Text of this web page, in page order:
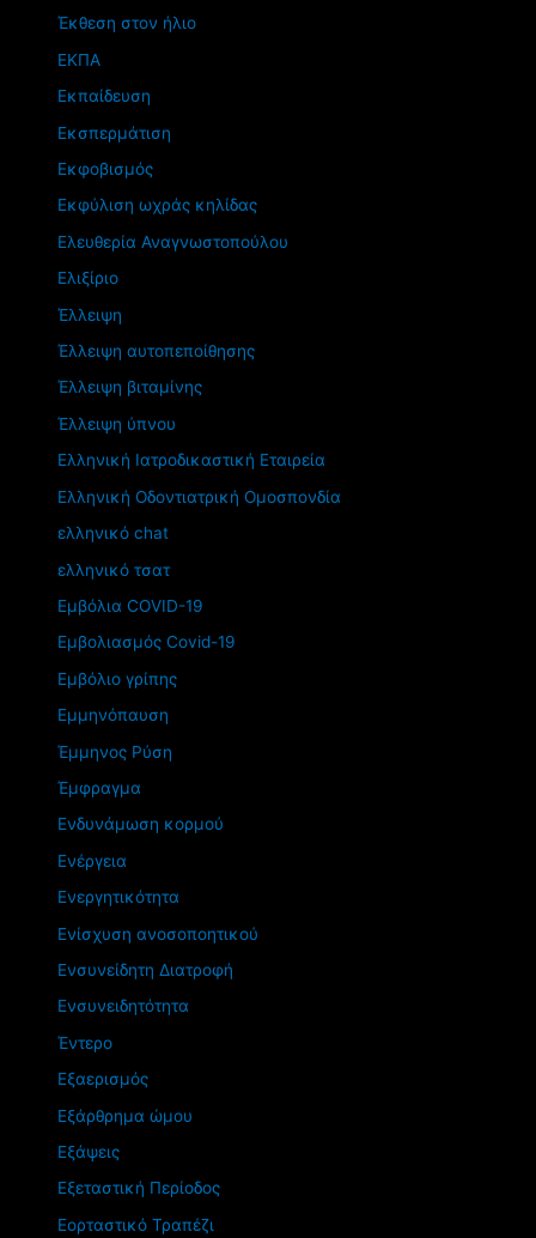
Έκθεση στον ήλιο
ΕΚΠΑ
Εκπαίδευση
Εκσπερμάτιση
Εκφοβισμός
Εκφύλιση ωχράς κηλίδας
Ελευθερία Αναγνωστοπούλου
Ελιξίριο
Έλλειψη
Έλλειψη αυτοπεποίθησης
Έλλειψη βιταμίνης
Έλλειψη ύπνου
Ελληνική Ιατροδικαστική Εταιρεία
Ελληνική Οδοντιατρική Ομοσπονδία
ελληνικό chat
ελληνικό τσατ
Εμβόλια COVID-19
Εμβολιασμός Covid-19
Εμβόλιο γρίπης
Εμμηνόπαυση
Έμμηνος Ρύση
Έμφραγμα
Ενδυνάμωση κορμού
Ενέργεια
Ενεργητικότητα
Ενίσχυση ανοσοποητικού
Ενσυνείδητη Διατροφή
Ενσυνειδητότητα
Έντερο
Εξαερισμός
Εξάρθρημα ώμου
Εξάψεις
Εξεταστική Περίοδος
Εορταστικό Τραπέζι